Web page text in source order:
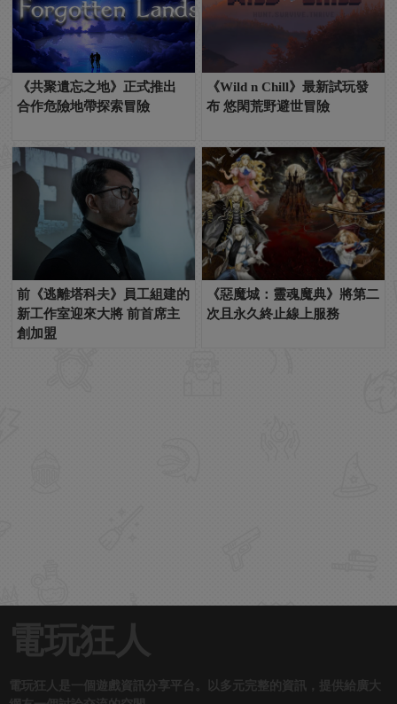
《共聚遺忘之地》正式推出
合作危險地帶探索冒險
《Wild n Chill》最新試玩發
布 悠閑荒野避世冒險
前《逃離塔科夫》員工組建的
新工作室迎來大將 前首席主
創加盟
《惡魔城：靈魂魔典》將第二
次且永久終止線上服務
電玩狂人
電玩狂人是一個遊戲資訊分享平台。以多元完整的資訊，提供給廣大